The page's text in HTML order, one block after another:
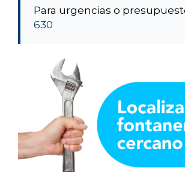
Para urgencias o
630